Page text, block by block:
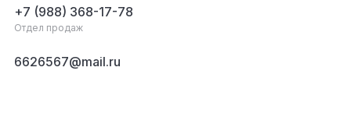
+7 (988) 368-17-78
Отдел продаж
6626567@mail.ru